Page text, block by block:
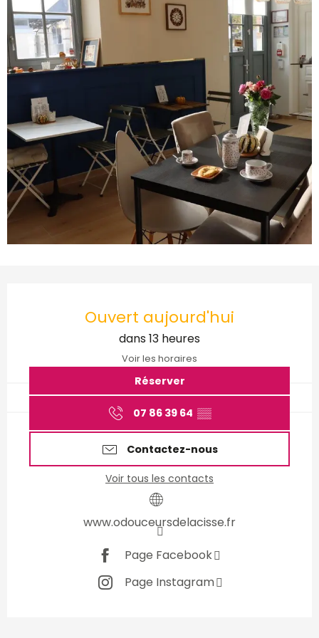
Ouvert aujourd'hui
dans 13 heures
Voir les horaires
Réserver
07 86 39 64 ▒▒
Contactez-nous
Voir tous les contacts
www.odouceursdelacisse.fr
Page Facebook
Page Instagram